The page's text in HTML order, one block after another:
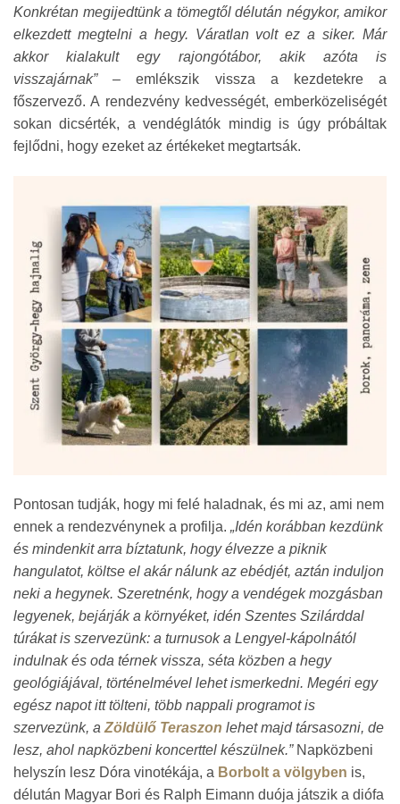
Konkrétan megijedtünk a tömegtől délután négykor, amikor
elkezdett megtelni a hegy. Váratlan volt ez a siker. Már
akkor kialakult egy rajongótábor, akik azóta is
visszajárnak”– emlékszik vissza a kezdetekre a
főszervező. A rendezvény kedvességét, emberközeliségét
sokan dicsérték, a vendéglátók mindig is úgy próbáltak
fejlődni, hogy ezeket az értékeket megtartsák.
Pontosan tudják, hogy mi felé haladnak, és mi az, ami nem
ennek a rendezvénynek a profilja. „Idén korábban kezdünk
és mindenkit arra bíztatunk, hogy élvezze a piknik
hangulatot, költse el akár nálunk az ebédjét, aztán induljon
neki a hegynek. Szeretnénk, hogy a vendégek mozgásban
legyenek, bejárják a környéket, idén Szentes Szilárddal
túrákat is szervezünk: a turnusok a Lengyel-kápolnától
indulnak és oda térnek vissza, séta közben a hegy
geológiájával, történelmével lehet ismerkedni. Megéri egy
egész napot itt tölteni, több nappali programot is
szervezünk, a Zöldülő Teraszon lehet majd társasozni, de
lesz, ahol napközbeni koncerttel készülnek.”Napközbeni
helyszín lesz Dóra vinotékája, a Borbolt a völgyben is,
délután Magyar Bori és Ralph Eimann duója játszik a diófa